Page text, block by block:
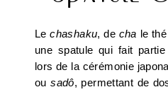
Lechashaku, de cha le
une spatule qui fait
lors de la cérémonie
ousadô, permettant de